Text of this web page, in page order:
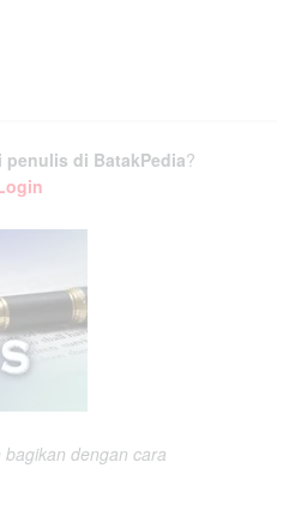
di BatakPedia?
dengan cara